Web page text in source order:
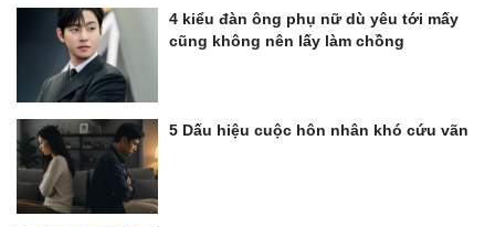
4 kiểu đàn ông phụ nữ dù yêu tới mấy
cũng không nên lấy làm chồng
5 Dấu hiệu cuộc hôn nhân khó cứu vãn